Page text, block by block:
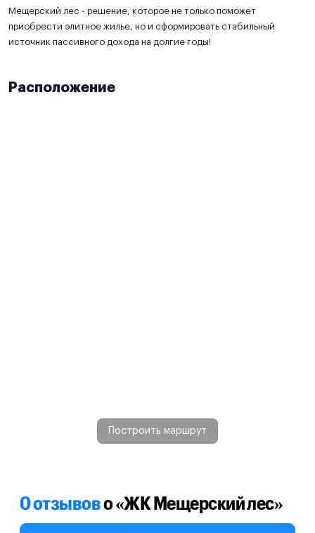
Мещерский лес - решение, которое не только поможет
приобрести элитное жилье, но и сформировать стабильный
источник пассивного дохода на долгие годы!
Расположение
Построить маршрут
0 отзывово «ЖК Мещерский лес»